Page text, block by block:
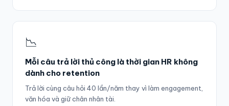
📉
Mỗi câu trả lời thủ công là thời gian HR không
dành cho retention
Trả lời cùng câu hỏi 40 lần/năm thay vì làm engagement,
văn hóa và giữ chân nhân tài.